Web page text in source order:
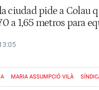
ciudad pide a Colau
a 1,65 metros para
MARIA ASSUMPCIÓ VILÀ